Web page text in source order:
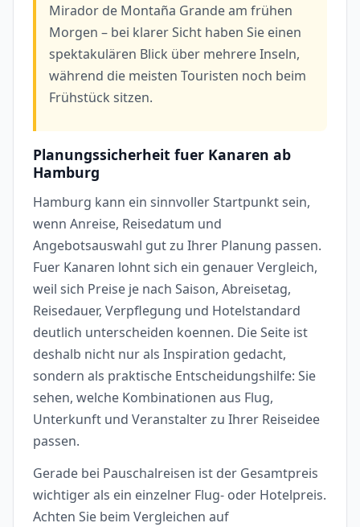
Mirador de Montaña Grande am frühen
Morgen – bei klarer Sicht haben Sie einen
spektakulären Blick über mehrere Inseln,
während die meisten Touristen noch beim
Frühstück sitzen.
Planungssicherheit fuer Kanaren ab
Hamburg
Hamburg kann ein sinnvoller Startpunkt sein,
wenn Anreise, Reisedatum und
Angebotsauswahl gut zu Ihrer Planung passen.
Fuer Kanaren lohnt sich ein genauer Vergleich,
weil sich Preise je nach Saison, Abreisetag,
Reisedauer, Verpflegung und Hotelstandard
deutlich unterscheiden koennen. Die Seite ist
deshalb nicht nur als Inspiration gedacht,
sondern als praktische Entscheidungshilfe: Sie
sehen, welche Kombinationen aus Flug,
Unterkunft und Veranstalter zu Ihrer Reiseidee
passen.
Gerade bei Pauschalreisen ist der Gesamtpreis
wichtiger als ein einzelner Flug- oder Hotelpreis.
Achten Sie beim Vergleichen auf